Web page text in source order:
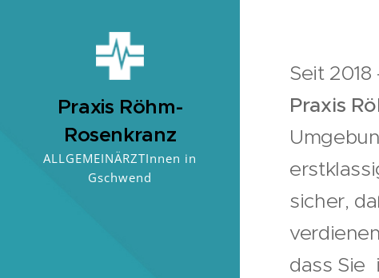
Praxis Röhm-
Rosenkranz
ALLGEMEINÄRZTInnen in
Gschwend
Seit
Praxis
sicher,
dass Sie